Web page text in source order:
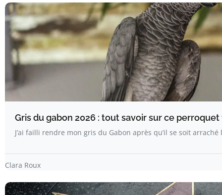
Gris du gabon 2026 : tout savoir sur ce
J’ai failli rendre mon gris du Gabon après qu’il se soit
Clara Roux